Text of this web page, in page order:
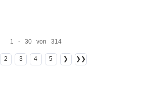
1 - 30 von 314
2 3 4 5 ❯ ❯❯